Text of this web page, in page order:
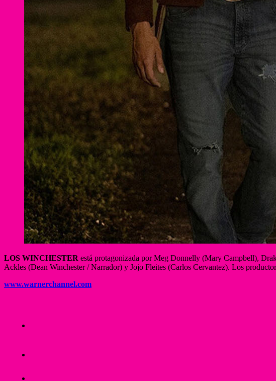
LOS WINCHESTER está protagonizada por Meg Donnelly (Mary Campbell),
Ackles (Dean Winchester / Narrador) y Jojo Fleites (Carlos Cervantez). Los
www.warnerchannel.com